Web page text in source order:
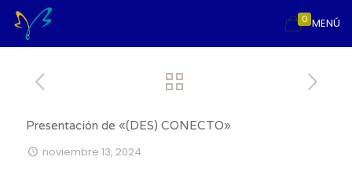
MENÚ
0
Presentación de «(DES) CONECTO»
noviembre 13, 2024